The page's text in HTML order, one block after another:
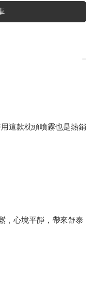
−
這款枕頭噴霧也是熱銷
，心境平靜，帶來舒泰